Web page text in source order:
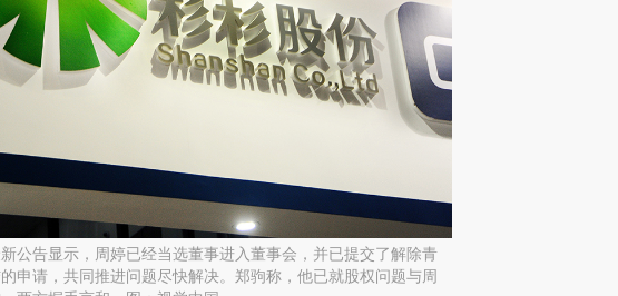
公告显示，周婷已经当选董事进入董事会，并已提交了解除青
申请，共同推进问题尽快解决。郑驹称，他已就股权问题与周